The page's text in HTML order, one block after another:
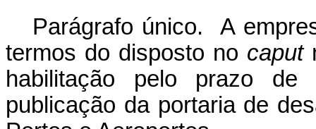
Parágrafo único. A
termos do disposto no caput
habilitação pelo prazo
publicação da portaria de